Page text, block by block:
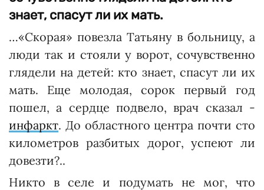
знает, спасут ли их мать.
…«Скорая» повезла Татьяну в больницу, а
люди так и стояли у ворот, сочувственно
глядели на детей: кто знает, спасут ли их
мать. Еще молодая, сорок первый год
пошел, а сердце подвело, врач сказал -
инфаркт. До областного центра почти сто
километров разбитых дорог, успеют ли
довезти?..
Никто в селе и подумать не мог, что